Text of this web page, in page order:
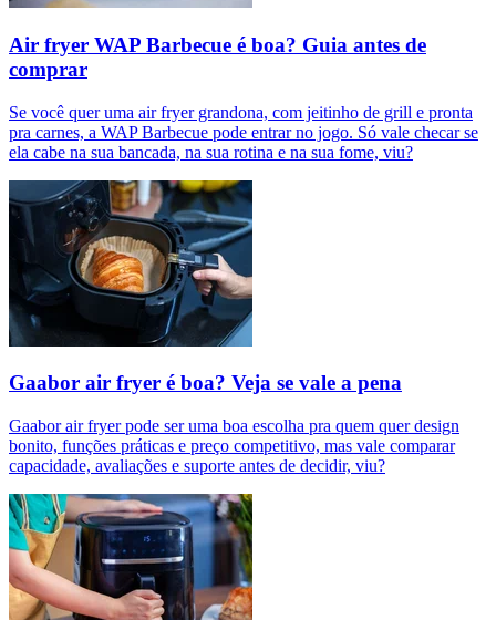
Air fryer WAP Barbecue é boa? Guia antes de
comprar
Se você quer uma air fryer grandona, com jeitinho de grill e pronta
pra carnes, a WAP Barbecue pode entrar no jogo. Só vale checar se
ela cabe na sua bancada, na sua rotina e na sua fome, viu?
Gaabor air fryer é boa? Veja se vale a pena
Gaabor air fryer pode ser uma boa escolha pra quem quer design
bonito, funções práticas e preço competitivo, mas vale comparar
capacidade, avaliações e suporte antes de decidir, viu?